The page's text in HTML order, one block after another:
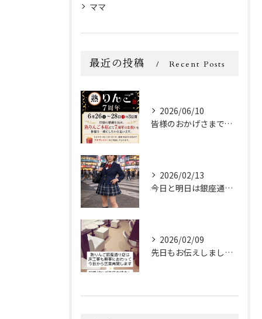
ママ
最近の投稿 Recent Posts
2026/06/10
皆様のおかげさまで、スナック熟りんご(本店)は、2026年6...
2026/02/13
今日と明日は銀座通り店の女の子達がバレンタインなので、
2026/02/09
先日もお伝えしましたが、